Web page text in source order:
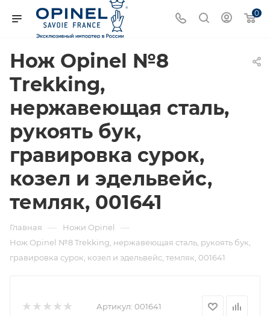
0
Нож Opinel №8
Trekking,
нержавеющая сталь,
рукоять бук,
гравировка сурок,
козел и эдельвейс,
темляк, 001641
Главная — Ножи Opinel —
Нож Opinel №8 Trekking, нержавеющая сталь, рукоять бук,
гравировка сурок, козел и эдельвейс, темляк, 001641
Артикул: 001641